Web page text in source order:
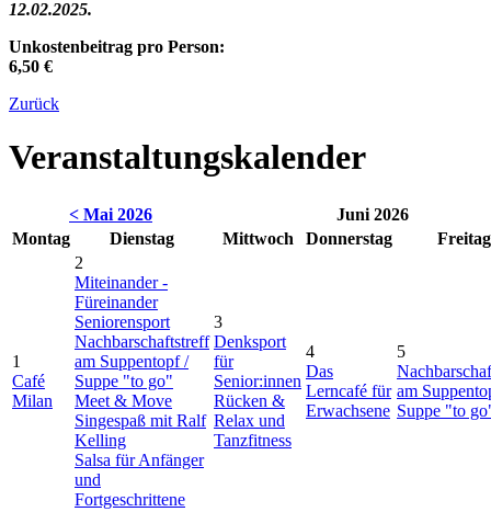
12.02.2025.
Unkostenbeitrag pro Person:
6,50 €
Zurück
Veranstaltungskalender
< Mai 2026
Juni 2026
Montag
Dienstag Mittwoch Donnerstag Freitag
1
Café
Milan
2
Miteinander -
Füreinander
Seniorensport
Nachbarschaftstreff
am Suppentopf /
Suppe "to go"
Meet & Move
Singespaß mit Ralf
Kelling
Salsa für Anfänger
und
Fortgeschrittene
3
Denksport
für
Senior:innen
Rücken &
Relax und
Tanzfitness
4
Das
Lerncafé für
Erwachsene
5
am
Suppe "to